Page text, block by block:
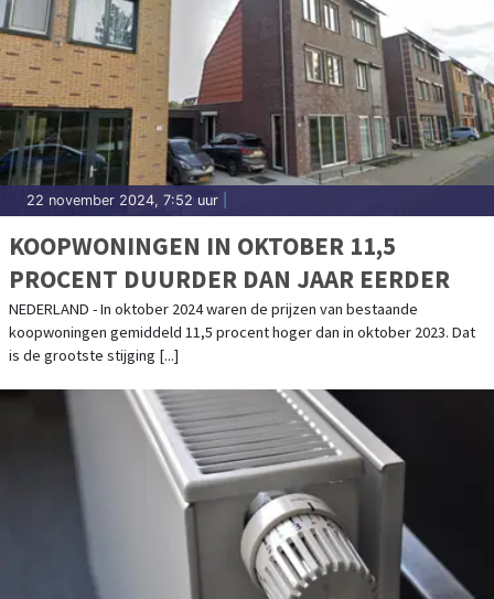
22 november 2024, 7:52 uur
KOOPWONINGEN IN OKTOBER 11,5
PROCENT DUURDER DAN JAAR EERDER
NEDERLAND - In oktober 2024 waren de prijzen van bestaande
koopwoningen gemiddeld 11,5 procent hoger dan in oktober 2023. Dat
is de grootste stijging [...]